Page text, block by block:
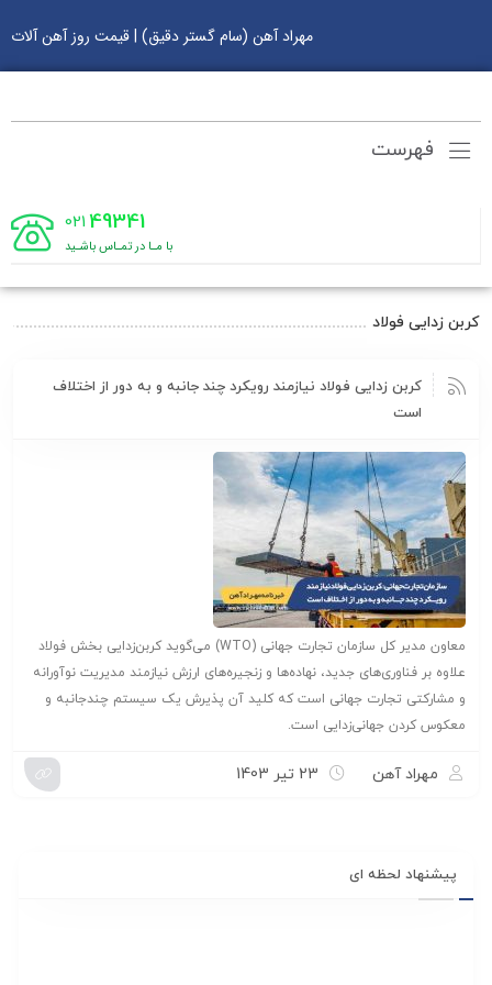
مهراد آهن (سام گستر دقیق) | قیمت روز آهن آلات
فهرست
49341
021
با مـا در تمـاس باشـید
کربن زدایی فولاد
کربن زدایی فولاد نیازمند رویکرد چند جانبه و به دور از اختلاف
است
معاون مدیر کل سازمان تجارت جهانی (WTO) می‌گوید کربن‌زدایی بخش فولاد
علاوه بر فناوری‌های جدید، نهاده‌ها و زنجیره‌های ارزش نیازمند مدیریت نوآورانه
و مشارکتی تجارت جهانی است که کلید آن پذیرش یک سیستم چندجانبه و
معکوس کردن جهانی‌زدایی است.
مهراد آهن 23 تیر 1403
پیشنهاد لحظه ای